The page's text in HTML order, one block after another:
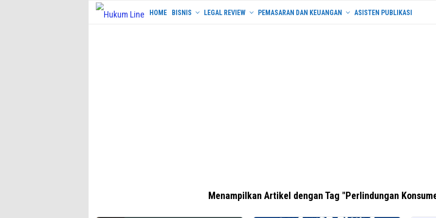
Skip
HOME BISNIS LEGAL REVIEW PEMASARAN DAN KEUANGAN ASISTEN PUBLIKASI
Menampilkan Artikel dengan Tag "Perlindungan